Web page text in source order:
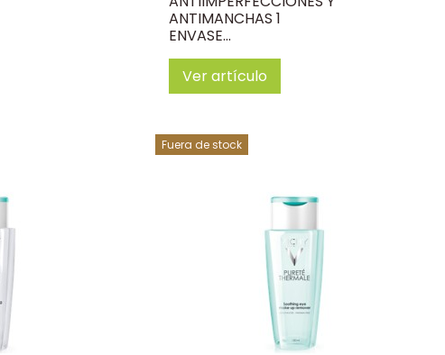
ANTIMANCHAS 1
ENVASE...
Ver artículo
Fuera de stock